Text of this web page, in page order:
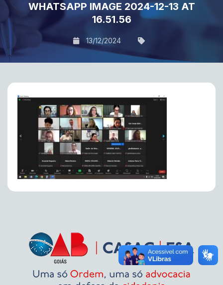
WHATSAPP IMAGE 2024-12-13 AT
16.51.56
13/12/2024